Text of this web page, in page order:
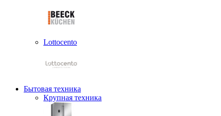
Lottocento
Бытовая техника
Крупная техника